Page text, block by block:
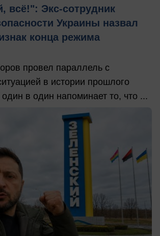
всё!": Экс-сотрудник
Украины назвал
конца режима
провел параллель с
в истории прошлого
в один напоминает то, что ...